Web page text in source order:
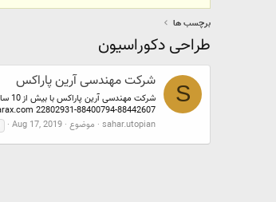
برچسب ها
طراحی دکوراسیون
S
شرکت مهندسی آرین پاراکس
88442607-88400794-22802931 www.arianparax.com دکوراسیون داخلی...
sahar.utopian موضوع Aug 17, 2019